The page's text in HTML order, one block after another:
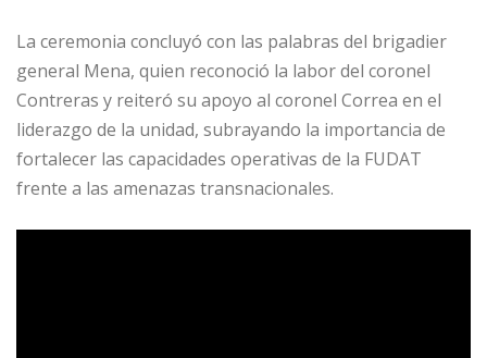
La ceremonia concluyó con las palabras del brigadier
general Mena, quien reconoció la labor del coronel
Contreras y reiteró su apoyo al coronel Correa en el
liderazgo de la unidad, subrayando la importancia de
fortalecer las capacidades operativas de la FUDAT
frente a las amenazas transnacionales.